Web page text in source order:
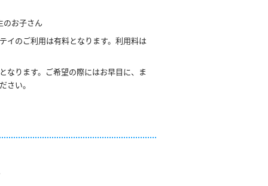
のお子さん
イのご利用は有料となります。利用料は
なります。ご希望の際にはお早目に、ま
さい。